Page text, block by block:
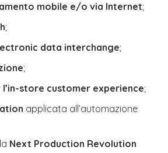
mobile e/o via Internet;
;
data interchange;
;
l’in-store customer experience;
applicata all’automazione
Next Production Revolution